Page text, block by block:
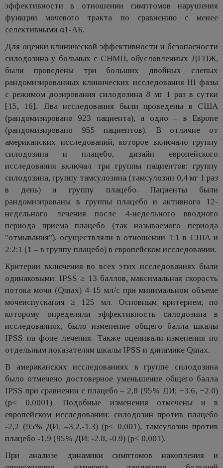
эффективности в отношении симптомов нарушения
функции мочевого тракта по сравнению с менее
селективными α1-АБ.
Для оценки клинической эффективности и безопасности
силодозина у больных с СНМП, обусловленных ДГПЖ,
были проведены три больших двойных слепых
рандомизированных клинических исследования III фазы
с режимом дозирования силодозина 8 мг 1 раз в сутки
[15, 16]. Два исследования были проведены в США
(рандомизировано 923 пациента), а одно – в Европе
(рандомизировано 955 пациентов). В отличие от
американских исследований, которое включало группу
силодозина и плацебо, дизайн европейского
исследования включал три группы пациентов: группу
силодозина, группу тамсулозина (тамсулозин 0,4 мг 1 раз
в день) и группу плацебо. Пациенты были
рандомизированы в группы плацебо и активного 12-
недельного лечения после 4-недельного вводного
периода приема плацебо (так называемого периода
"отмывания"). осуществляли в отношении 1:1 в США и
2:2:1 (1 – в группу плацебо) в европейском исследовании.
Критерии включения во всех этих исследованиях были
одинаковыми: IPSS ≥ 13 баллов, максимальная скорость
потока мочи (Qmax) 4-15 мл/с при минимальном объеме
мочеиспускания ≥ 125 мл. Основным критерием, по
которому определяли эффективность силодозина в
исследованиях, было изменение общего балла шкалы
IPSS на фоне лечения. Также оценивали изменения по
отдельным показателям шкалы IPSS и динамике Qmax.
В американских исследованиях в группе силодозина
было отмечено достоверное уменьшение общего балла
IPSS при сравнении с плацебо – 2,8 (95% ДИ; −3.6, −2.0)
(p< 0,0001). Подобные изменения отмечены и в
европейском исследовании: силодозин против плацебо
-2,2 (95% ДИ; –3.2,-1.3) (p< 0,001), тамсулозин против
плацебо -1,9 (95% ДИ; -2.8, -0.9) (p< 0,001).
При анализе динамики симптомов накопления и